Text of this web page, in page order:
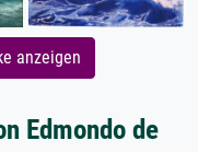
anzeigen
Edmondo de